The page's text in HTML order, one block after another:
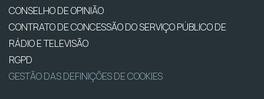
CONSELHO DE OPINIÃO
CONTRATO DE CONCESSÃO DO SERVIÇO PÚBLICO DE
RÁDIO E TELEVISÃO
RGPD
GESTÃO DAS DEFINIÇÕES DE COOKIES